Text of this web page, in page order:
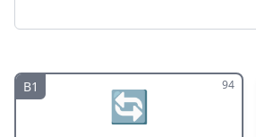
B1 94
🔄